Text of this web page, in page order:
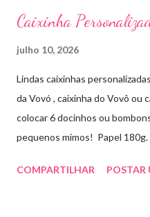
Caixinha
julho 10, 2026
Lindas caixinhas
da Vovó , caixinha do Vovô ou
colocar 6 docinhos ou
pequenos mimos! Papel 180g.
entre em contato whatsapp .
COMPARTILHAR POSTAR